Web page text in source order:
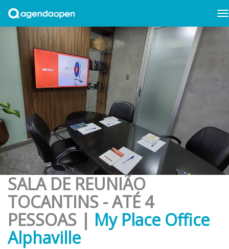
SALA DE REUNIÃO
TOCANTINS - ATÉ 4
PESSOAS | My Place Office
Alphaville